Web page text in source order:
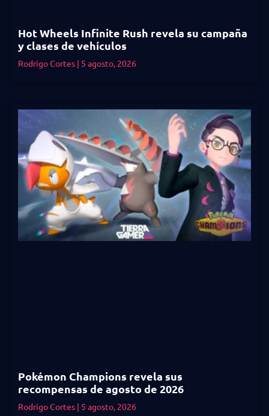
Hot Wheels Infinite Rush revela su campaña
y clases de vehículos
Rodrigo Cortes 5 agosto, 2026
Pokémon Champions revela sus
recompensas de agosto de 2026
Rodrigo Cortes 5 agosto, 2026